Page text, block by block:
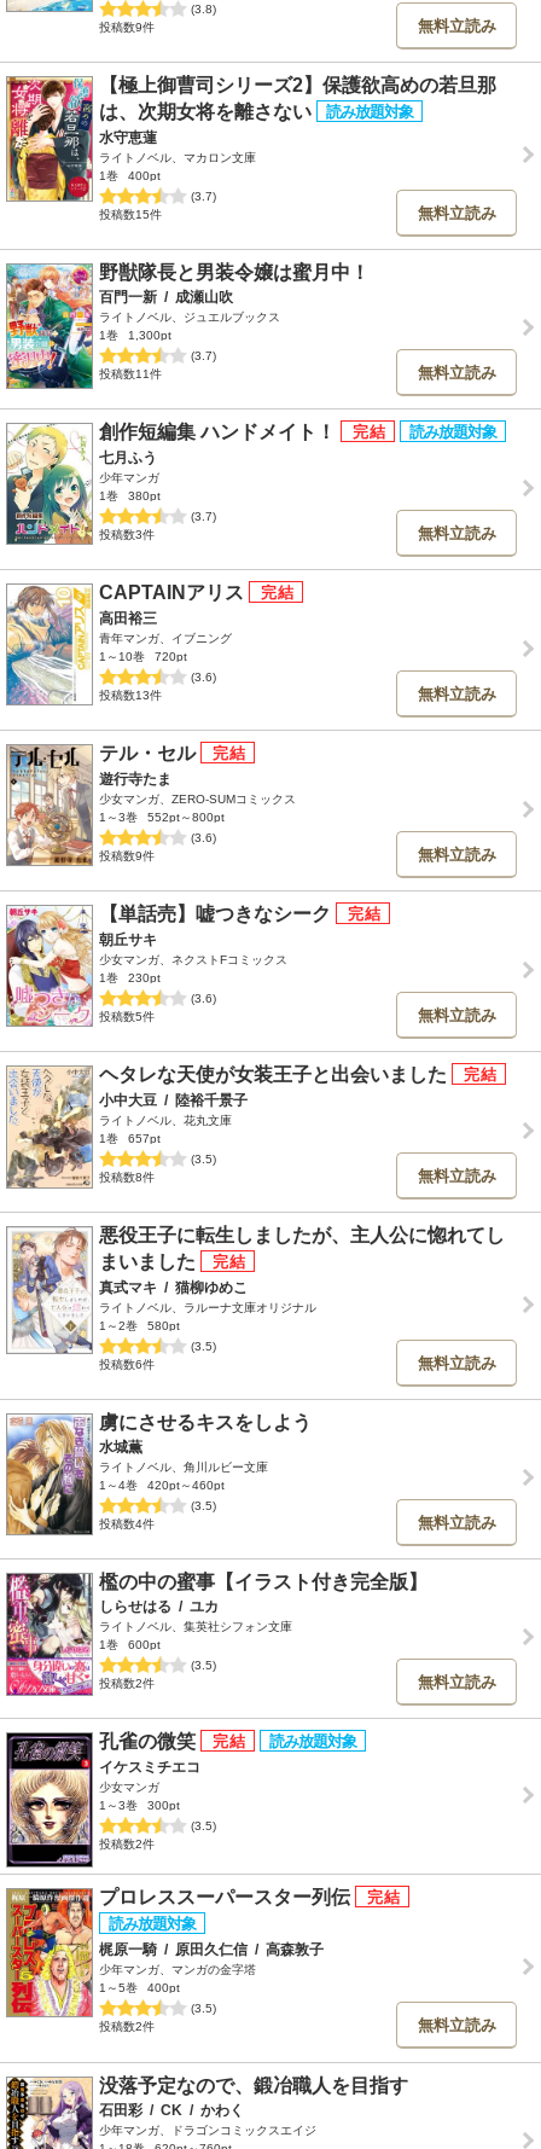
(3.8)
投稿数9件
無料立読み
【極上御曹司シリーズ2】保護欲高めの若旦那
は、次期女将を離さない
水守恵蓮
ライトノベル、マカロン文庫
1巻
400pt
(3.7)
投稿数15件
無料立読み
野獣隊長と男装令嬢は蜜月中！
百門一新 / 成瀬山吹
ライトノベル、ジュエルブックス
1巻
1,300pt
(3.7)
投稿数11件
無料立読み
創作短編集 ハンドメイト！
七月ふう
少年マンガ
1巻
380pt
(3.7)
投稿数3件
無料立読み
CAPTAINアリス
高田裕三
青年マンガ、イブニング
1～10巻
720pt
(3.6)
投稿数13件
無料立読み
テル・セル
遊行寺たま
少女マンガ、ZERO-SUMコミックス
1～3巻
552pt～800pt
(3.6)
投稿数9件
無料立読み
【単話売】嘘つきなシーク
朝丘サキ
少女マンガ、ネクストFコミックス
1巻
230pt
(3.6)
投稿数5件
無料立読み
ヘタレな天使が女装王子と出会いました
小中大豆 / 陸裕千景子
ライトノベル、花丸文庫
1巻
657pt
(3.5)
投稿数8件
無料立読み
悪役王子に転生しましたが、主人公に惚れてし
まいました
真式マキ / 猫柳ゆめこ
ライトノベル、ラルーナ文庫オリジナル
1～2巻
580pt
(3.5)
投稿数6件
無料立読み
虜にさせるキスをしよう
水城薫
ライトノベル、角川ルビー文庫
1～4巻
420pt～460pt
(3.5)
投稿数4件
無料立読み
檻の中の蜜事【イラスト付き完全版】
しらせはる / ユカ
ライトノベル、集英社シフォン文庫
1巻
600pt
(3.5)
投稿数2件
無料立読み
孔雀の微笑
イケスミチエコ
少女マンガ
1～3巻
300pt
(3.5)
投稿数2件
プロレススーパースター列伝
梶原一騎 / 原田久仁信 / 高森敦子
少年マンガ、マンガの金字塔
1～5巻
400pt
(3.5)
投稿数2件
無料立読み
没落予定なので、鍛冶職人を目指す
石田彩 / CK / かわく
少年マンガ、ドラゴンコミックスエイジ